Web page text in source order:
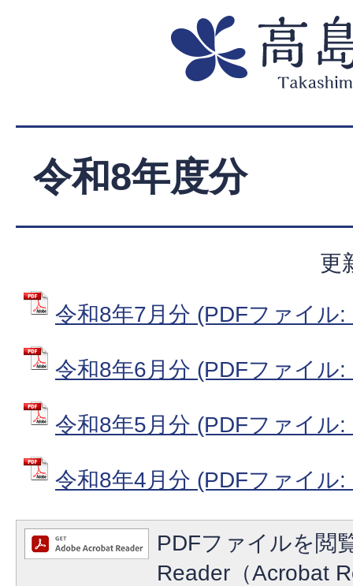
令和8年度分
更
令和8年7月分 (PDFファイル:
令和8年6月分 (PDFファイル:
令和8年5月分 (PDFファイル:
令和8年4月分 (PDFファイル:
PDFファイルを閲
Reader（Acrobat